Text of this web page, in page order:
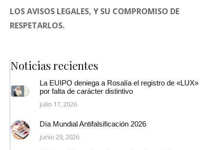
LOS AVISOS LEGALES, Y SU COMPROMISO DE
RESPETARLOS.
Noticias recientes
La EUIPO deniega a Rosalía el registro de «LUX»
por falta de carácter distintivo
julio 17, 2026
Día Mundial Antifalsificación 2026
junio 29, 2026